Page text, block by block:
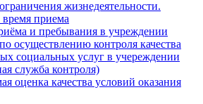
жизнедеятельности.
приема
и пребывания в учреждении
осуществлению контроля качества
социальных услуг в учереждении
служба контроля)
оценка качества условий оказания